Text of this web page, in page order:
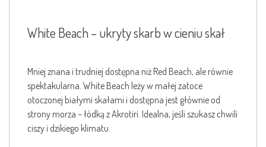
White Beach – ukryty skarb w cieniu skał
Mniej znana i trudniej dostępna niż Red Beach, ale równie
spektakularna. White Beach leży w małej zatoce
otoczonej białymi skałami i dostępna jest głównie od
strony morza – łódką z Akrotiri. Idealna, jeśli szukasz chwili
ciszy i dzikiego klimatu.